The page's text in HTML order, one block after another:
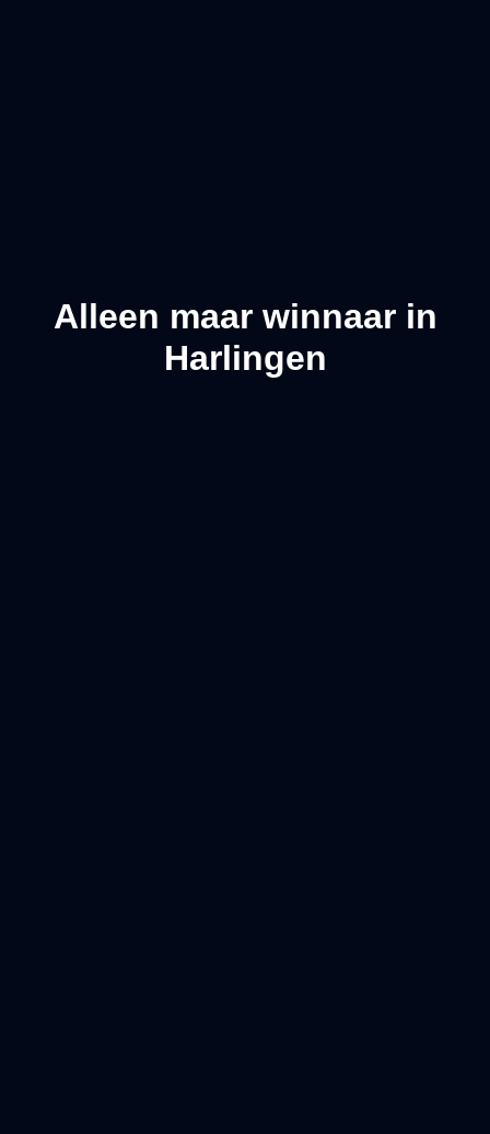
Alleen maar winnaar in
Harlingen